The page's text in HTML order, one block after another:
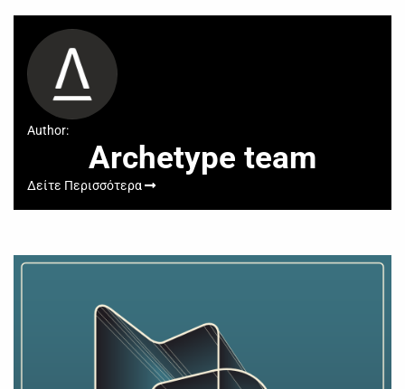
Author:
Archetype team
Δείτε Περισσότερα